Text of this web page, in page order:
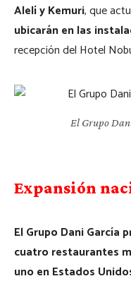
Alelí y Kemuri, que
ubicarán en las
recepción del Hotel
El Grupo
Expansión
El Grupo Dani García
cuatro restaurantes
uno en Estados